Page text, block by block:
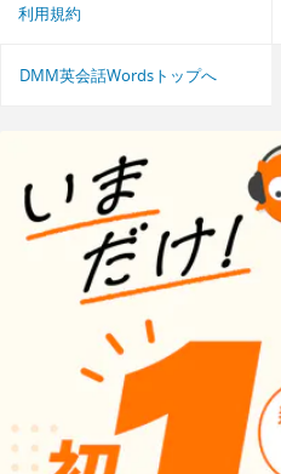
利用規約
DMM英会話Wordsトップへ